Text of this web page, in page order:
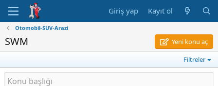
Giriş yap Kayıt ol
Otomobil-SUV-Arazi
SWM Yeni konu aç
Filtreler